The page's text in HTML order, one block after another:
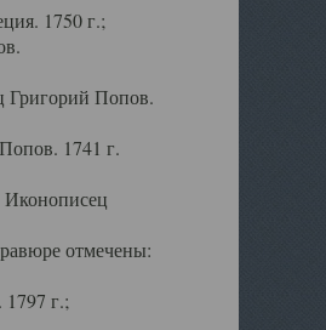
1750 г.;
Григорий Попов.
1741 г.
отмечены:
г.;